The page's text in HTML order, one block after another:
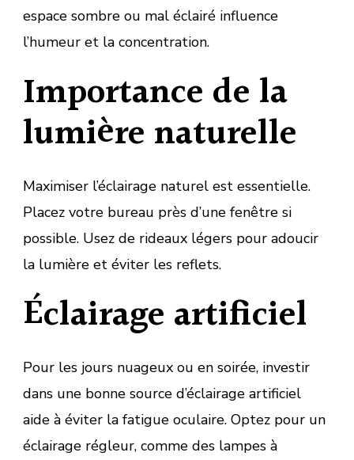
espace sombre ou mal éclairé influence
l’humeur et la concentration.
Importance de la
lumière naturelle
Maximiser l’éclairage naturel est essentielle.
Placez votre bureau près d’une fenêtre si
possible. Usez de rideaux légers pour adoucir
la lumière et éviter les reflets.
Éclairage artificiel
Pour les jours nuageux ou en soirée, investir
dans une bonne source d’éclairage artificiel
aide à éviter la fatigue oculaire. Optez pour un
éclairage régleur, comme des lampes à